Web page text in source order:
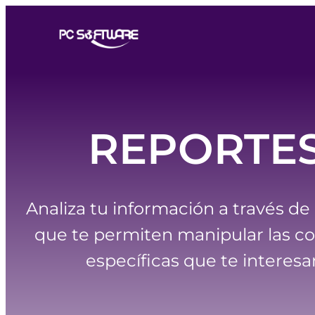
Analiza tu información a través
que te permiten manipular las
específicas que te